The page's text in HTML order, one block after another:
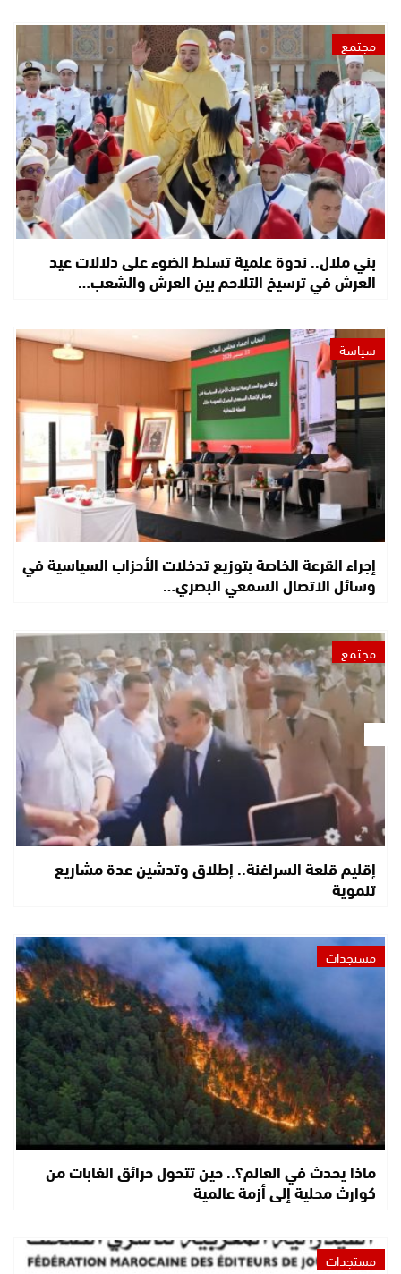
مجتمع
بني ملال.. ندوة علمية تسلط الضوء على دلالات عيد
العرش في ترسيخ التلاحم بين العرش والشعب…
سياسة
إجراء القرعة الخاصة بتوزيع تدخلات الأحزاب السياسية في
وسائل الاتصال السمعي البصري…
مجتمع
إقليم قلعة السراغنة.. إطلاق وتدشين عدة مشاريع
تنموية
مستجدات
ماذا يحدث في العالم؟.. حين تتحول حرائق الغابات من
كوارث محلية إلى أزمة عالمية
مستجدات